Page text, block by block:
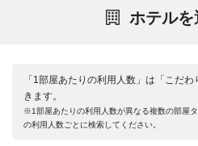
ホテルを
「1部屋あたりの利用人数」は「こだ
きます。
※1部屋あたりの利用人数が異なる複数の部屋
の利用人数ごとに検索してください。